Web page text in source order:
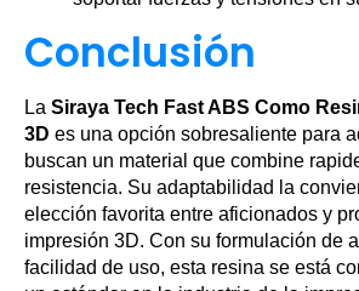
Conclusión
La Siraya Tech Fast ABS Como
3D es una opción sobresaliente para
buscan un material que combine
resistencia. Su adaptabilidad la
elección favorita entre aficionados y
impresión 3D. Con su formulación de
facilidad de uso, esta resina se está